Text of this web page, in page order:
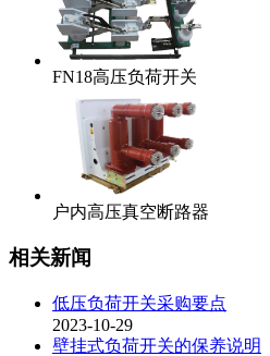
FN18高压负荷开关
户内高压真空断路器
相关新闻
低压负荷开关采购要点
2023-10-29
壁挂式负荷开关的保养说明